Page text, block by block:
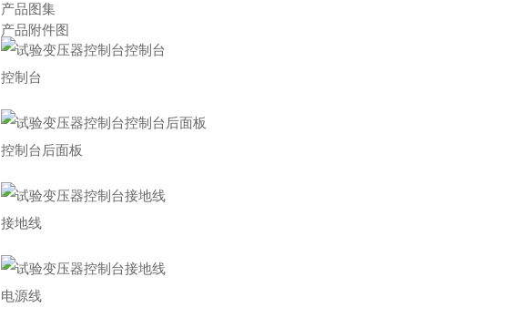
产品图集
产品附件图
控制台
控制台后面板
接地线
电源线